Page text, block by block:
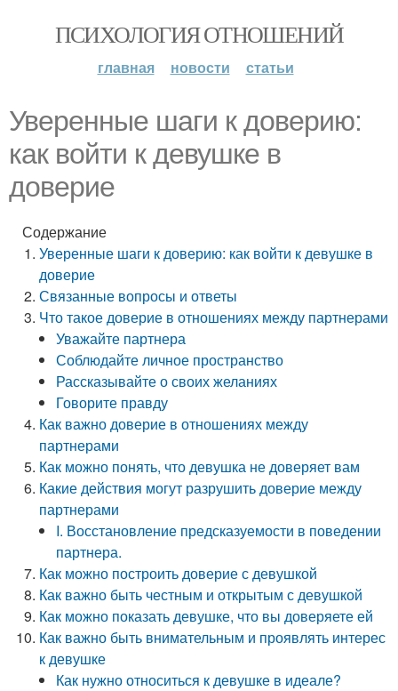
ПСИХОЛОГИЯ ОТНОШЕНИЙ
главная новости статьи
Уверенные шаги к доверию:
как войти к девушке в
доверие
Содержание
Уверенные шаги к доверию: как войти к девушке в
доверие
Связанные вопросы и ответы
Что такое доверие в отношениях между партнерами
Уважайте партнера
Соблюдайте личное пространство
Рассказывайте о своих желаниях
Говорите правду
Как важно доверие в отношениях между
партнерами
Как можно понять, что девушка не доверяет вам
Какие действия могут разрушить доверие между
партнерами
I. Восстановление предсказуемости в поведении
партнера.
Как можно построить доверие с девушкой
Как важно быть честным и открытым с девушкой
Как можно показать девушке, что вы доверяете ей
Как важно быть внимательным и проявлять интерес
к девушке
Как нужно относиться к девушке в идеале?